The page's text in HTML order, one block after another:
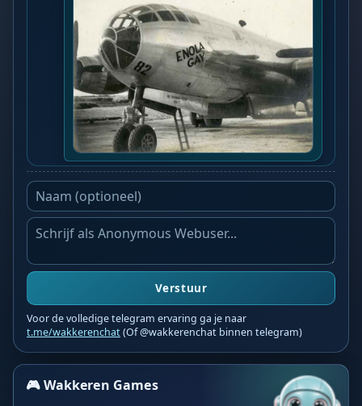
Verstuur
Voor de volledige telegram ervaring ga je naar
t.me/wakkerenchat(Of @wakkerenchat binnen telegram)
🎮 Wakkeren Games